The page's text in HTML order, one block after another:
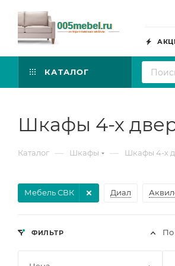
КАТАЛОГ
Шкафы 4-х
Каталог — Шкафы — Шкафы 4-х
Диал
Мебель СВК
По
ФИЛЬТР